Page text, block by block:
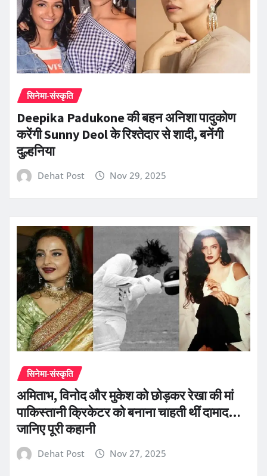
सिनेमा-संस्कृति
Deepika Padukone की बहन अनिशा पादुकोण
करेंगी Sunny Deol के रिश्तेदार से शादी, बनेंगी
दुल्हनिया
Dehat Post Nov 29, 2025
सिनेमा-संस्कृति
अमिताभ, विनोद और मुकेश को छोड़कर रेखा की मां
पाकिस्तानी क्रिकेटर को बनाना चाहती थीं दामाद…
जानिए पूरी कहानी
Dehat Post Nov 27, 2025